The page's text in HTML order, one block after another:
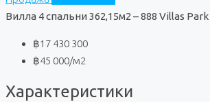
Вилла 4 спальни 362,15м2 – 888 Villas Park
฿17 430 300
฿45 000/м2
Характеристики